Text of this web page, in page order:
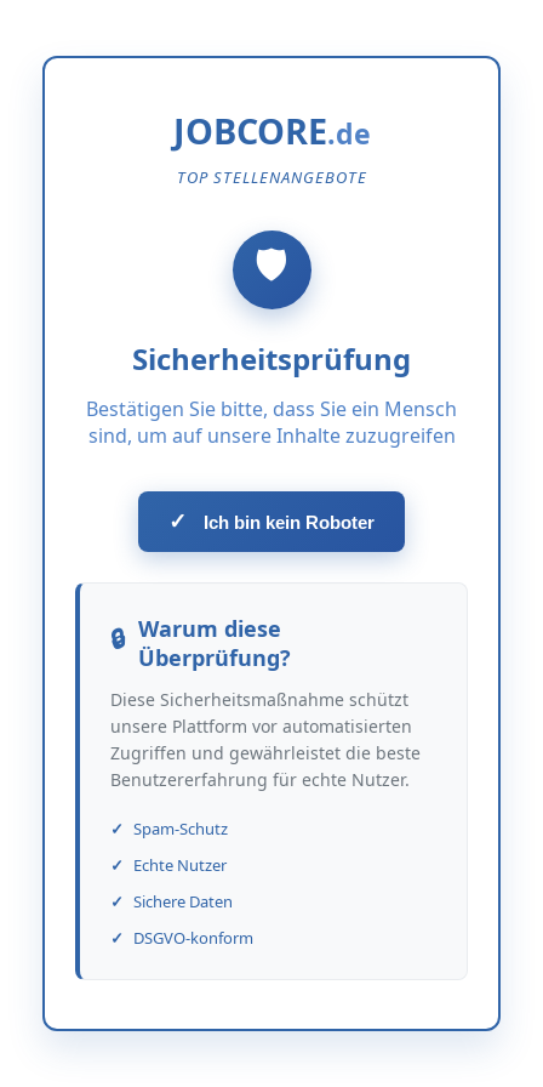
JOBCORE
TOP STELLENANGEBOTE
Sicherheitsprüfung
Bestätigen Sie bitte, dass Sie ein Mensch
sind, um auf unsere Inhalte zuzugreifen
✓ Ich bin kein Roboter
Warum diese
Überprüfung?
Diese Sicherheitsmaßnahme schützt
unsere Plattform vor automatisierten
Zugriffen und gewährleistet die beste
Benutzererfahrung für echte Nutzer.
Spam-Schutz
Echte Nutzer
Sichere Daten
DSGVO-konform